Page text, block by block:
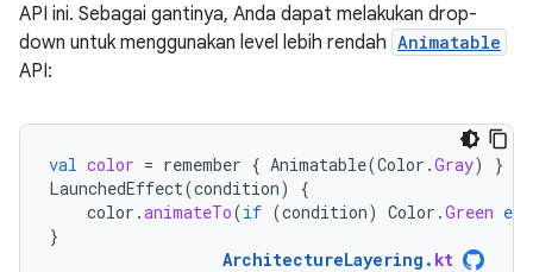
API ini. Sebagai gantinya, Anda dapat melakukan drop-
down untuk menggunakan level lebih rendah Animatable
API:
val color = remember { Animatable(Color .Gray)
}
LaunchedEffect(condition)
{
color .animateTo(if (condition) Color .Green
}
ArchitectureLayering . kt